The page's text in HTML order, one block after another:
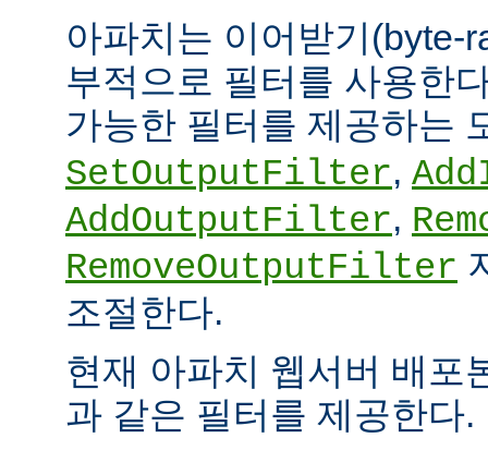
아파치는 이어받기(byte-
부적으로 필터를 사용한
가능한 필터를 제공하는
SetOutputFilter,
AddOutputFilter,
RemoveOutputFilter
조절한다.
현재 아파치 웹서버 배포
과 같은 필터를 제공한다.